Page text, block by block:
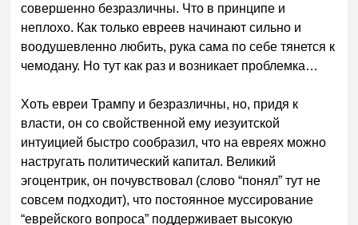
совершенно безразличны. Что в принципе и
неплохо. Как только евреев начинают сильно и
воодушевленно любить, рука сама по себе тянется к
чемодану. Но тут как раз и возникает проблемка…
Хоть евреи Трампу и безразличны, но, придя к
власти, он со свойственной ему иезуитской
интуицией быстро сообразил, что на евреях можно
настругать политический капитал. Великий
эгоцентрик, он почувствовал (слово “понял” тут не
совсем подходит), что постоянное муссирование
“еврейского вопроса” поддерживает высокую